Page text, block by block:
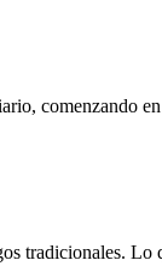
comenzando
tradicionales.